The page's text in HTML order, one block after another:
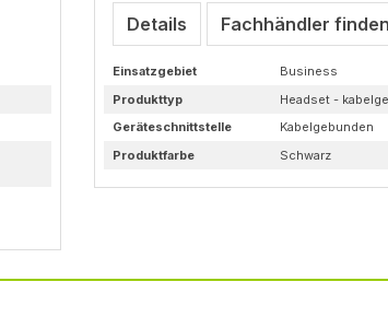
Details Fachhändler finden
Einsatzgebiet
Business
Produkttyp
Headset -
Geräteschnittstelle
Kabelgebunden
Produktfarbe
Schwarz